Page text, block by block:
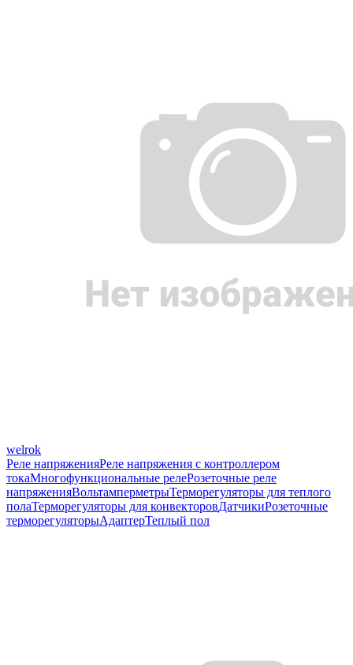
welrok
Реле напряженияРеле напряжения с контроллером
токаМногофункциональные релеРозеточные реле
напряженияВольтамперметрыТерморегуляторы для теплого
полаТерморегуляторы для конвекторовДатчикиРозеточные
терморегуляторыАдаптерТеплый пол